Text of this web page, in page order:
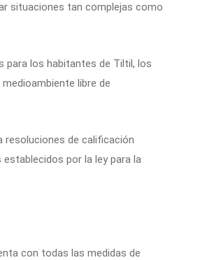
situaciones tan complejas como
para los habitantes de Tiltil, los
libre de
resoluciones de calificación
por la ley para la
con todas las medidas de